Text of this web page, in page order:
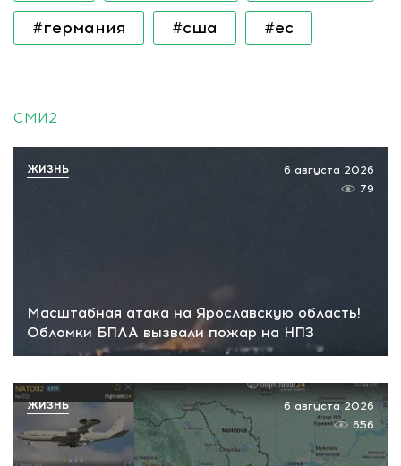
#германия #сша #ес
СМИ2
Масштабная атака на Ярославскую область!
Обломки БПЛА вызвали пожар на НПЗ
6 августа 2026
79
ЖИЗНЬ
6 августа 2026
656
ЖИЗНЬ